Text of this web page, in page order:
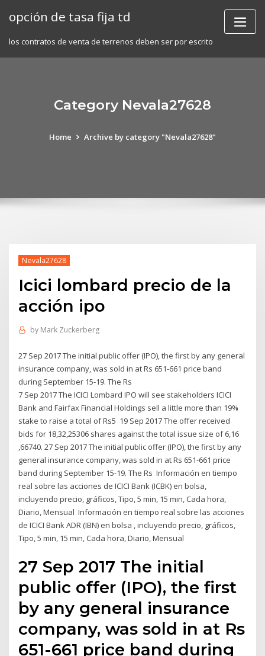
opción de tasa fija td
los contratos de venta de terrenos deben ser por escrito
Category Nevala27628
Home Archive by category "Nevala27628"
Nevala27628
Icici lombard precio de la
acción ipo
by Mark Zuckerberg
27 Sep 2017 The initial public offer (IPO), the first by any general
insurance company, was sold in at Rs 651-661 price band
during September 15-19. The Rs
7 Sep 2017 The ICICI Lombard IPO will see stakeholders ICICI
Bank and Fairfax Financial Holdings sell a little more than 19%
stake to raise a total of Rs5 19 Sep 2017 The offer received
bids for 18,32,25306 shares against the total issue size of 6,16
,66740. 27 Sep 2017 The initial public offer (IPO), the first by any
general insurance company, was sold in at Rs 651-661 price
band during September 15-19. The Rs Información en tiempo
real sobre las acciones de ICICI Bank (ICBK) en bolsa,
incluyendo precio, gráficos, Tipo, 5 min, 15 min, Cada hora,
Diario, Mensual Información en tiempo real sobre las acciones
de ICICI Bank ADR (IBN) en bolsa , incluyendo precio, gráficos,
Tipo, 5 min, 15 min, Cada hora, Diario, Mensual
27 Sep 2017 The initial
public offer (IPO), the first
by any general insurance
company, was sold in at Rs
651-661 price band during